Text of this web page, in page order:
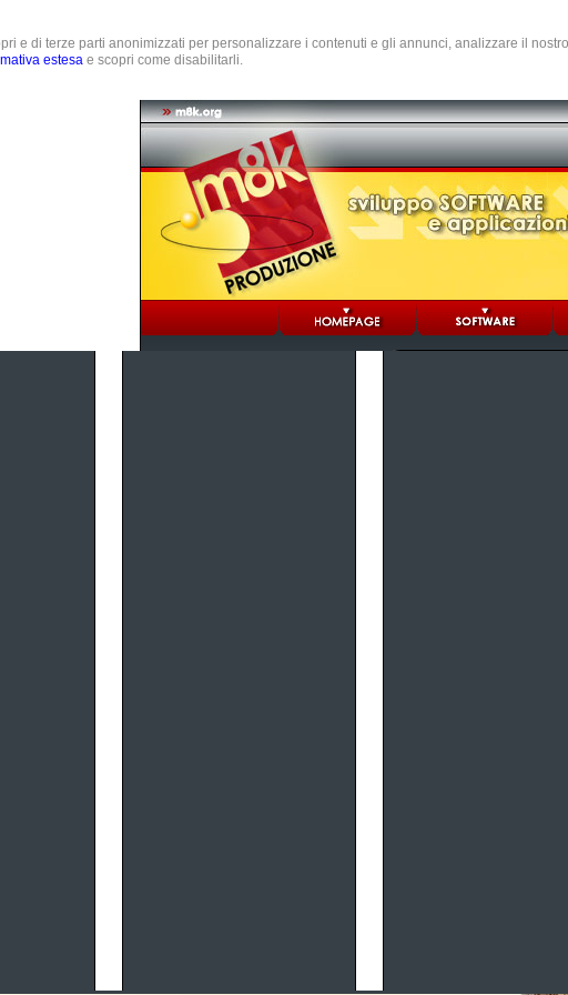
e di terze parti anonimizzati per personalizzare i contenuti e gli annunci, analizzare il
estesa e scopri come disabilitarli.